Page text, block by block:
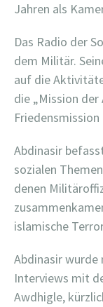
Jahren als
Das Radio der
dem Militär.
auf die
die „Mission
Friedensmission
Abdinasir
sozialen
denen
islamische
Abdinasir wurde
Interviews mit
Awdhigle,